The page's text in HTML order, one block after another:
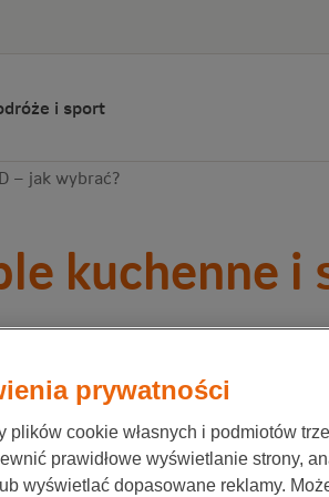
i sport
– jak wybrać?
kuchenne i
design i funkcjonalność
kuchenne i sprzęt AGD,
prywatności
plików cookie własnych i podmiotów
prawidłowe wyświetlanie strony,
wyświetlać dopasowane reklamy.